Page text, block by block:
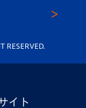
RESERVED.
イト